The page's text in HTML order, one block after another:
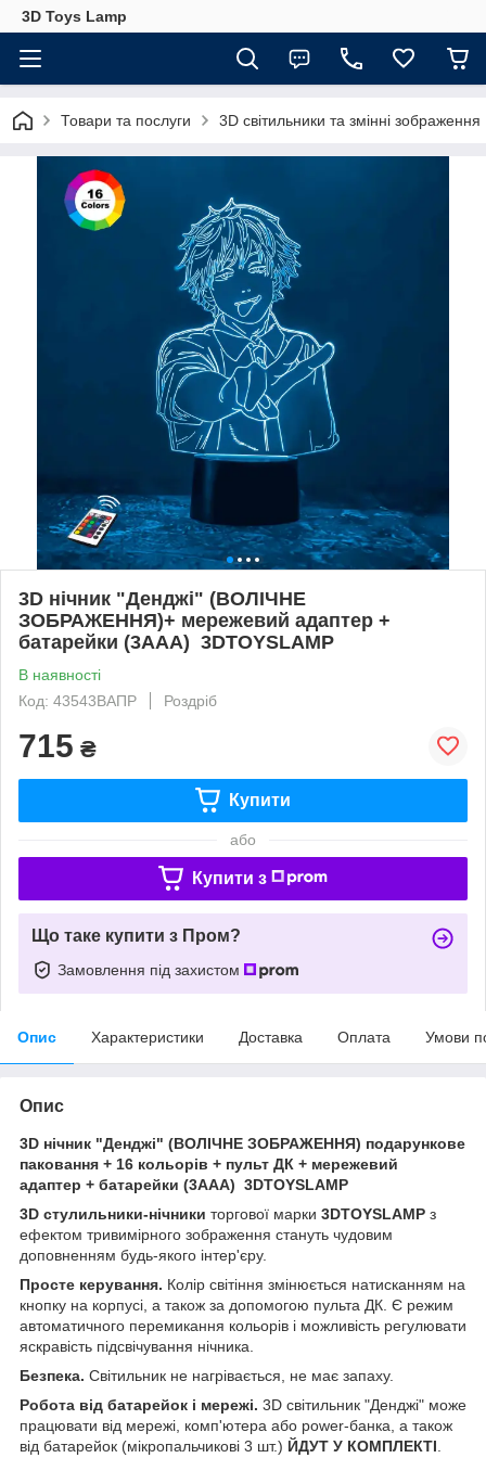
3D Toys Lamp
Товари та послуги 3D світильники та змінні зображення
3D нічник "Денджі" (ВОЛІЧНЕ
ЗОБРАЖЕННЯ)+ мережевий адаптер +
батарейки (3ААА) 3DTOYSLAMP
В наявності
Код: 43543ВАПР
Роздріб
715 ₴
Купити
або
Купити з
Що таке купити з Пром?
Замовлення під захистом
Опис Характеристики Доставка Оплата Умови
Опис
3D нічник "Денджі" (ВОЛІЧНЕ ЗОБРАЖЕННЯ) подарункове
паковання + 16 кольорів + пульт ДК + мережевий
адаптер + батарейки (3ААА) 3DTOYSLAMP
3D стулильники-нічники торгової марки 3DTOYSLAMP з
ефектом тривимірного зображення стануть чудовим
доповненням будь-якого інтер'єру.
Просте керування. Колір світіння змінюється натисканням на
кнопку на корпусі, а також за допомогою пульта ДК. Є режим
автоматичного перемикання кольорів і можливість регулювати
яскравість підсвічування нічника.
Безпека. Світильник не нагрівається, не має запаху.
Робота від батарейок і мережі. 3D світильник "Денджі" може
працювати від мережі, комп'ютера або power-банка, а також
від батарейок (мікропальчикові 3 шт.) ЙДУТ У КОМПЛЕКТІ